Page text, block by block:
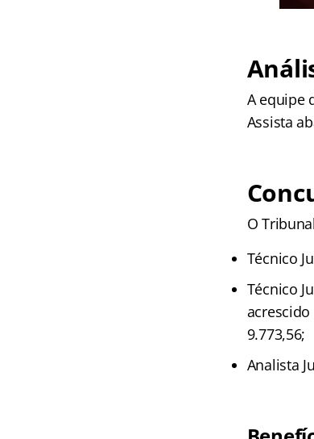
A equipe
Assista
O
Técnico
Técnico
acrescido
9.773,56;
Analista